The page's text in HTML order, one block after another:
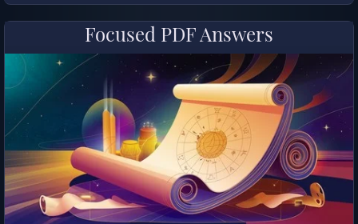
Focused PDF Answers